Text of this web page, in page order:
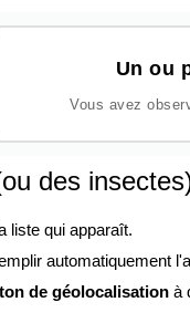
Un ou
Vous avez
des
liste qui apparaît.
automatiquement
de géolocalisation à